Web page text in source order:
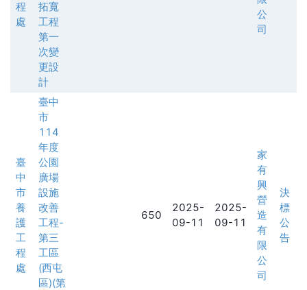
程
處
拓寬
工程
第一
次變
更設
計
公
司
臺
中
市
養
護
工
程
處
臺中
市
114
年度
公園
廣場
設施
改善
工程-
第三
工區
(西屯
區)(第
650
2025-
09-11
2025-
09-11
家
有
興
營
造
有
限
公
司
決
標
公
告